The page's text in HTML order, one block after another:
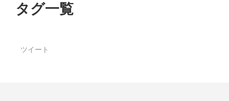
タグ一覧
ツイート